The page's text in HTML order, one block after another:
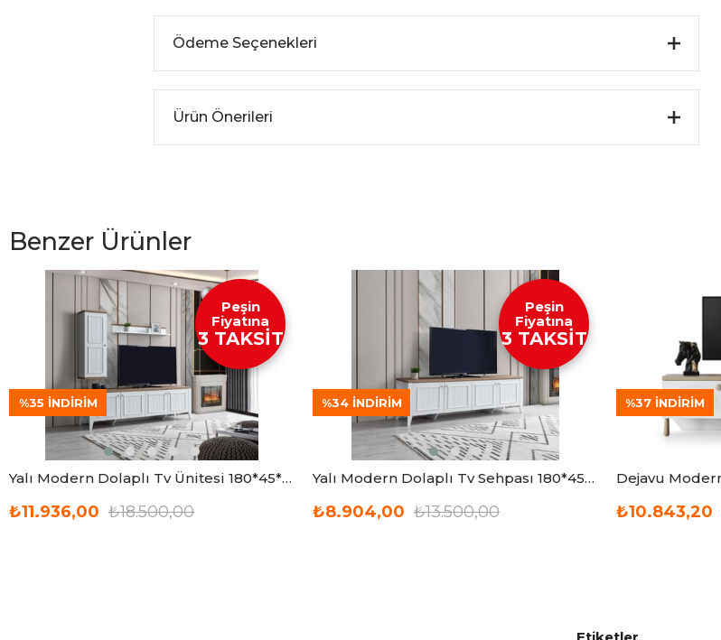
Ödeme Seçenekleri
Ürün Önerileri
Benzer Ürünler
Yalı Modern Dolaplı Tv Ünitesi 180*45*55
₺11.936,00 ₺18.500,00
%35 İNDIRIM
Peşin
Fiyatına
3 TAKSİT
Yalı Modern Dolaplı Tv Sehpası 180*45*55
₺8.904,00 ₺13.500,00
%34 İNDIRIM
Peşin
Fiyatına
3 TAKSİT
₺10.843,20
%37 İNDIRIM